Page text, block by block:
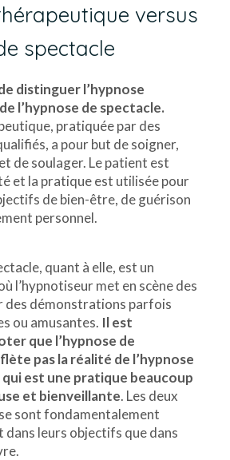
versus
spectacle
distinguer l’hypnose
l’hypnose de spectacle.
pratiquée par des
a pour but de soigner,
de soulager. Le patient est
et la pratique est utilisée pour
de bien-être, de guérison
personnel.
quant à elle, est un
l’hypnotiseur met en scène des
des démonstrations parfois
ou amusantes. Il est
que l’hypnose de
pas la réalité de l’hypnose
est une pratique beaucoup
et bienveillante. Les deux
sont fondamentalement
leurs objectifs que dans